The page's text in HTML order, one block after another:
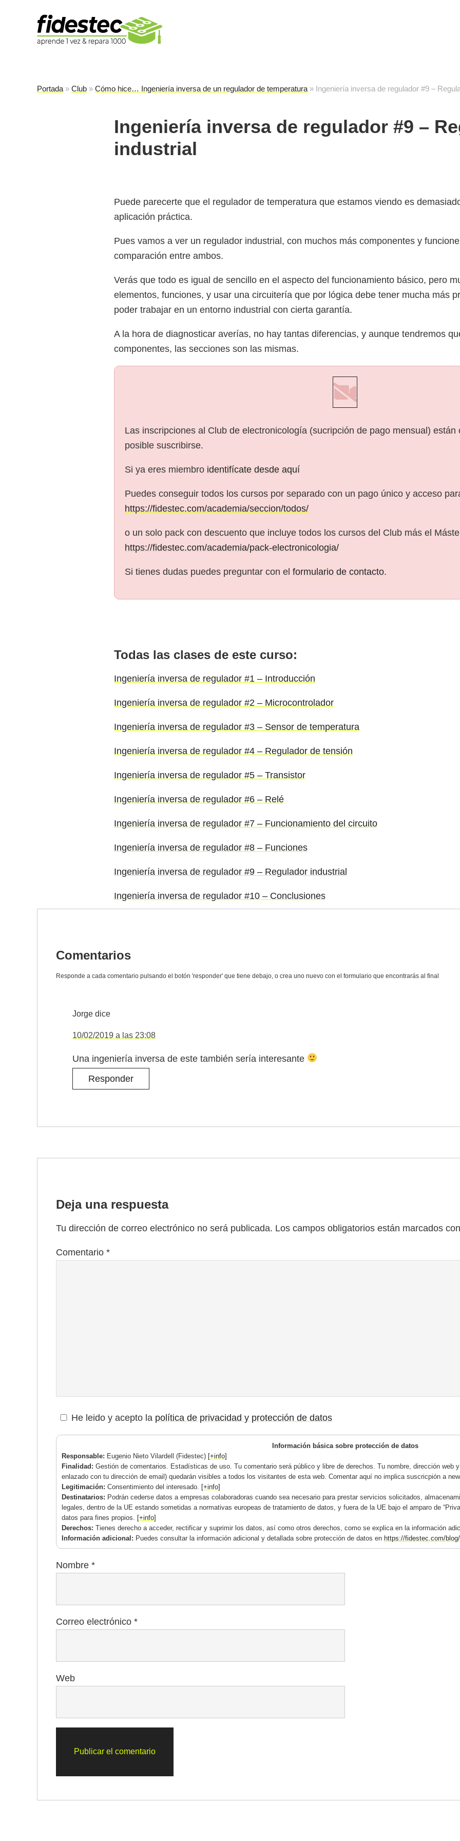
Portada » Club » Cómo hice… Ingeniería inversa de un regulador de temperatura » Ingeniería inversa de regulador #9 –
Ingeniería inversa de regulador #9 –
industrial
Puede parecerte que el regulador de temperatura que estamos viendo es
aplicación práctica.
Pues vamos a ver un regulador industrial, con muchos más componentes y
comparación entre ambos.
Verás que todo es igual de sencillo en el aspecto del funcionamiento básico, pero
elementos, funciones, y usar una circuitería que por lógica debe tener mucha más
poder trabajar en un entorno industrial con cierta garantía.
A la hora de diagnosticar averías, no hay tantas diferencias, y aunque tendremos
componentes, las secciones son las mismas.
Las inscripciones al Club de electronicología (sucripción de pago mensual) están
posible suscribirse.
Si ya eres miembro identifícate desde aquí
Puedes conseguir todos los cursos por separado con un pago único y acceso
https://fidestec.com/academia/seccion/todos/
o un solo pack con descuento que incluye todos los cursos del Club más el
https://fidestec.com/academia/pack-electronicologia/
Si tienes dudas puedes preguntar con el formulario de contacto.
Todas las clases de este curso:
Ingeniería inversa de regulador #1 – Introducción
Ingeniería inversa de regulador #2 – Microcontrolador
Ingeniería inversa de regulador #3 – Sensor de temperatura
Ingeniería inversa de regulador #4 – Regulador de tensión
Ingeniería inversa de regulador #5 – Transistor
Ingeniería inversa de regulador #6 – Relé
Ingeniería inversa de regulador #7 – Funcionamiento del circuito
Ingeniería inversa de regulador #8 – Funciones
Ingeniería inversa de regulador #9 – Regulador industrial
Ingeniería inversa de regulador #10 – Conclusiones
Comentarios
Jorge dice
10/02/2019 a las 23:08
Una ingeniería inversa de este también sería interesante
Responder
Deja una respuesta
Tu dirección de correo electrónico no será publicada. Los campos obligatorios están marcados
Comentario *
He leido y acepto la política de privacidad y protección de datos
Información básica sobre protección de datos
Responsable: Eugenio Nieto Vilardell (Fidestec) [+info]
Finalidad: Gestión de comentarios. Estadísticas de uso. Tu comentario será público y libre de derechos. Tu nombre, dirección web
enlazado con tu dirección de email) quedarán visibles a todos los visitantes de esta web. Comentar aquí no implica suscricpión a
Legitimación: Consentimiento del interesado. [+info]
Destinatarios: Podrán cederse datos a empresas colaboradoras cuando sea necesario para prestar servicios solicitados,
legales, dentro de la UE estando sometidas a normativas europeas de tratamiento de datos, y fuera de la UE bajo el amparo de
datos para fines propios. [+info]
Derechos: Tienes derecho a acceder, rectificar y suprimir los datos, así como otros derechos, como se explica en la información
Información adicional: Puedes consultar la información adicional y detallada sobre protección de datos en https://fidestec.com/
Nombre *
Correo electrónico *
Web